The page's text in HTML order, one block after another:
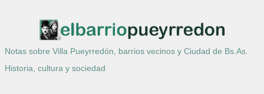
Notas sobre Villa Pueyrredón, barrios vecinos y Ciudad de Bs.As.
Historia, cultura y sociedad